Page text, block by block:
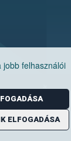
felhasználói
ELFOGADÁSA